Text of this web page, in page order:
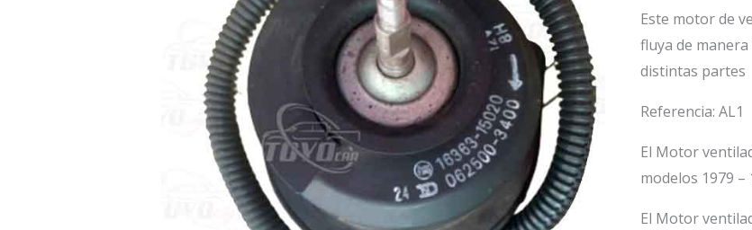
Este motor de
fluya de
distintas partes
Referencia: AL1
El Motor
modelos 1979 –
El Motor